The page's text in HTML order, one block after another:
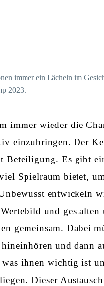
immer ein Lächeln im
2023.
immer wieder die
einzubringen. Der
Beteiligung. Es gibt
Spielraum bietet,
entwickeln
Wertebild und gestalten
gemeinsam. Dabei
und dann
was ihnen wichtig ist
Dieser